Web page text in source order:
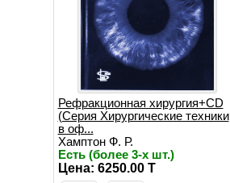
Рефракционная хирургия+CD
(Серия Хирургические техники
в оф...
Хамптон Ф. Р.
Есть (более 3-х шт.)
Цена: 6250.00 T